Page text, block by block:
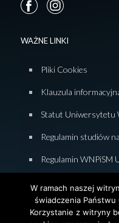
WAŻNE LINKI
Pliki Cookies
Klauzula
Statut Uniwersytetu
Regulamin studiów
Regulamin WNPiSM
Deklaracja
W ramach naszej
świadczenia Państwu
Korzystanie z witryny